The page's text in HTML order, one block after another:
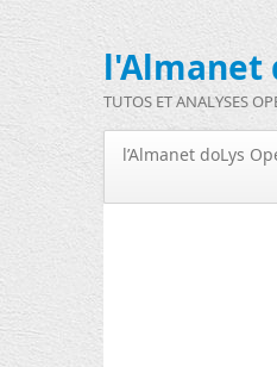
l'Almanet
TUTOS ET ANALYSES
l’Almanet doLys